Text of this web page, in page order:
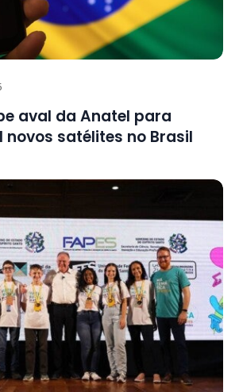
aval da Anatel para
novos satélites no Brasil